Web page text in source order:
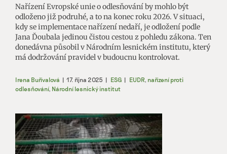
Nařízení Evropské unie o odlesňování by mohlo být
odloženo již podruhé, a to na konec roku 2026. V situaci,
kdy se implementace nařízení nedaří, je odložení podle
Jana Ďoubala jedinou čistou cestou z pohledu zákona. Ten
donedávna působil v Národním lesnickém institutu, který
má dodržování pravidel v budoucnu kontrolovat.
Irena Buřívalová | 17. října 2025 | ESG | EUDR, nařízení proti
odlesňování, Národní lesnický institut